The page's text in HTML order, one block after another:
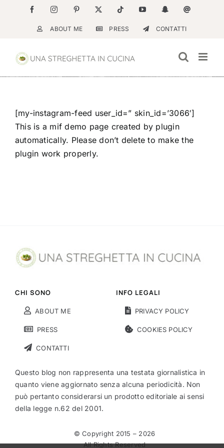
contenuto
FacebookInstagramPinterest Tiktok YouTubeSnapchatEmail
ABOUT ME PRESS CONTATTI
[my-instagram-feed user_id=” skin_id=’3066′]
This is a mif demo page created by plugin
automatically. Please don’t delete to make the
plugin work properly.
CHI SONO
ABOUT ME
PRESS
CONTATTI
INFO LEGALI
PRIVACY POLICY
COOKIES POLICY
Questo blog non rappresenta una testata giornalistica in
quanto viene aggiornato senza alcuna periodicità. Non
può pertanto considerarsi un prodotto editoriale ai sensi
della legge n.62 del 2001.
© Copyright 2015 – 2026
All Rights Reserved